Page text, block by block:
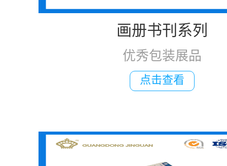
画册书刊系列
优秀包装展品
点击查看